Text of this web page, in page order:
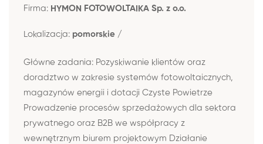
Firma: HYMON FOTOWOLTAIKA Sp. z o.o.
Lokalizacja: pomorskie /
Główne zadania: Pozyskiwanie klientów oraz
doradztwo w zakresie systemów fotowoltaicznych,
magazynów energii i dotacji Czyste Powietrze
Prowadzenie procesów sprzedażowych dla sektora
prywatnego oraz B2B we współpracy z
wewnętrznym biurem projektowym Działanie